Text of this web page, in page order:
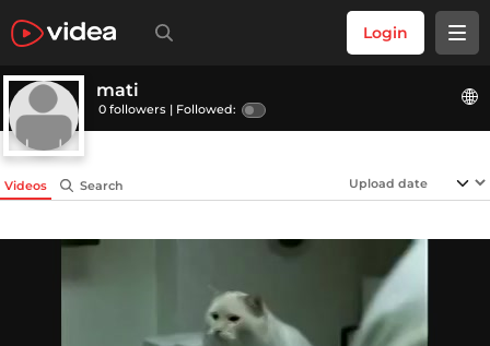
Login
mati
0 followers | Followed:
Videos Search